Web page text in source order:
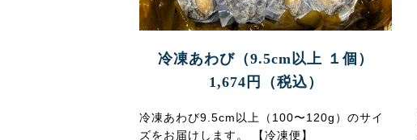
冷凍あわび（9.5cm以上 １個）
1,674円（税込）
冷凍あわび9.5cm以上（100〜120g）のサイ
ズをお届けします。 【冷凍便】